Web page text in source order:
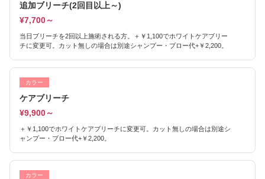
追加ブリーチ(2回目以上～)
¥7,700～
当日ブリーチを2回以上施術される方。＋￥1,100でホワイトケアブリー
チに変更可。カット無しの場合は別途シャンプー・ブロー代+￥2,200。
カラー
ケアブリーチ
¥9,900～
＋￥1,100でホワイトケアブリーチに変更可。カット無しの場合は別途シ
ャンプー・ブロー代+￥2,200。
カラー